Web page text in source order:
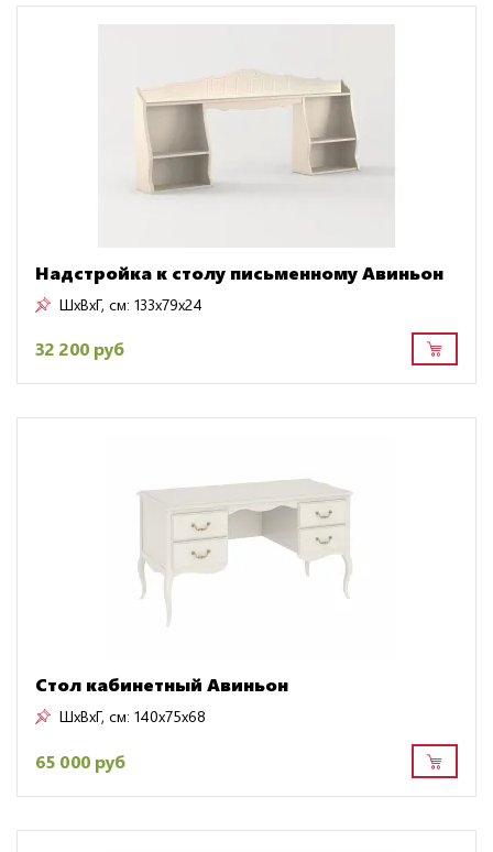
Надстройка к столу письменному Авиньон
ШxВxГ, см: 133x79x24
32 200 руб
Стол кабинетный Авиньон
ШxВxГ, см: 140x75x68
65 000 руб